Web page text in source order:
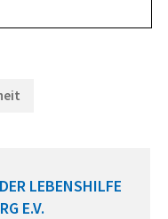
LEBENSHILFE
E.V.